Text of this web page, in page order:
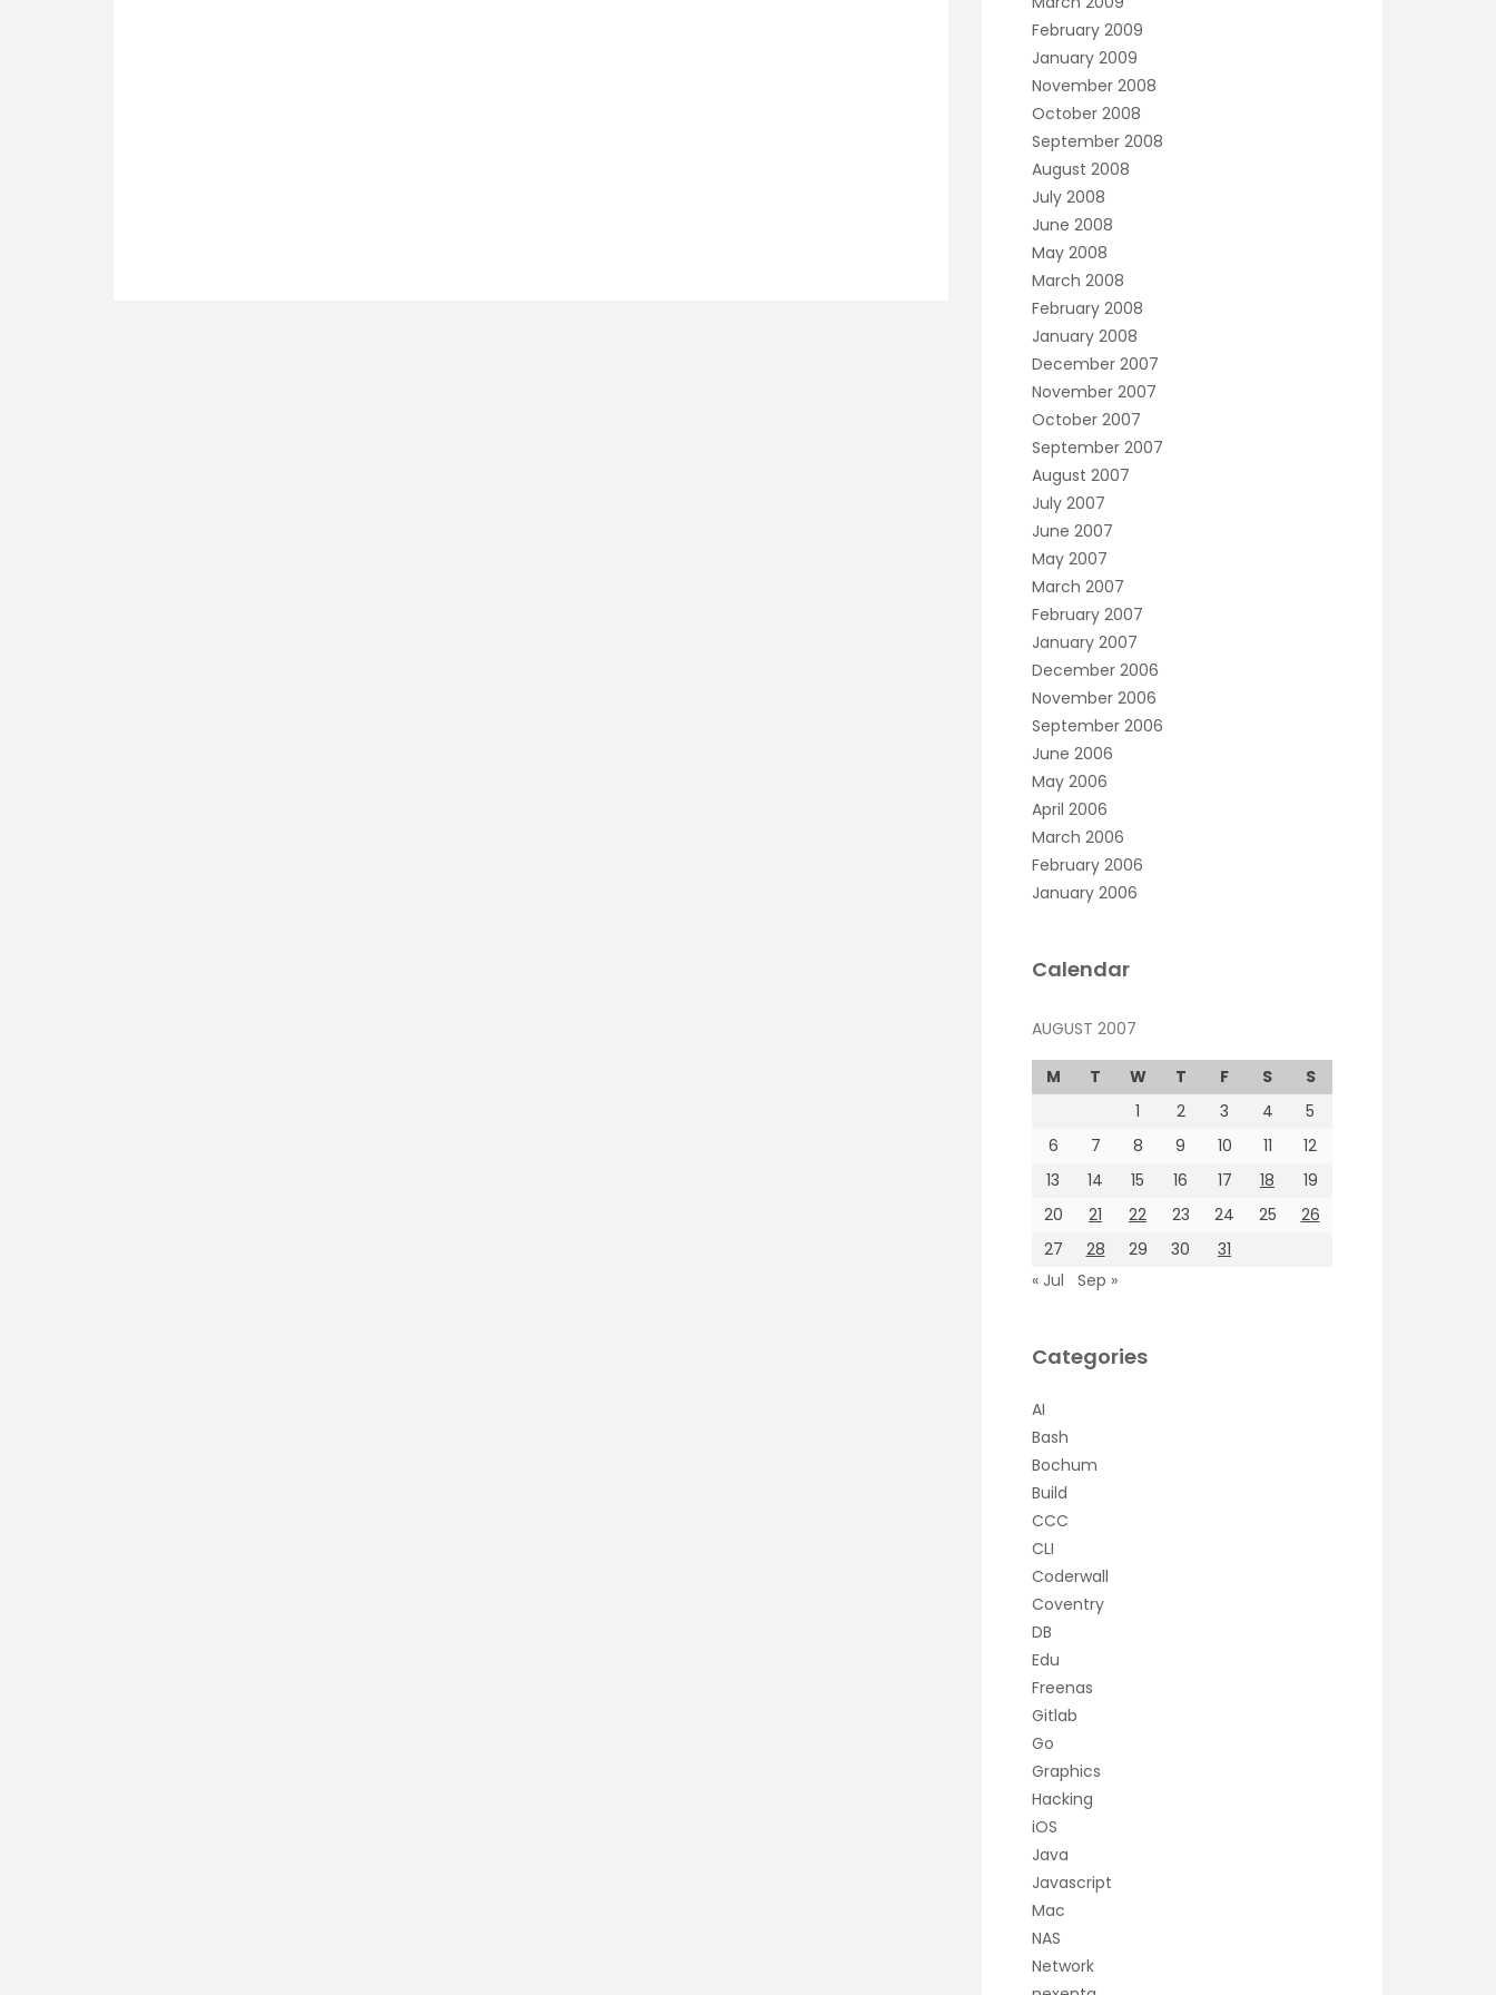
February 2009
January 2009
November 2008
October 2008
September 2008
August 2008
July 2008
June 2008
May 2008
March 2008
February 2008
January 2008
December 2007
November 2007
October 2007
September 2007
August 2007
July 2007
June 2007
May 2007
March 2007
February 2007
January 2007
December 2006
November 2006
September 2006
June 2006
May 2006
April 2006
March 2006
February 2006
January 2006
Calendar
AUGUST 2007
M T W T F S
S
1
2 3 4
5
6
7 8 9 10 11
12
13
14 15 16 17 18
19
20
21 22 23 24 25
26
27
28 29 30
31
« Jul
Sep »
Categories
AI
Bash
Bochum
Build
CCC
CLI
Coderwall
Coventry
DB
Edu
Freenas
Gitlab
Go
Graphics
Hacking
iOS
Java
Javascript
Mac
NAS
Network